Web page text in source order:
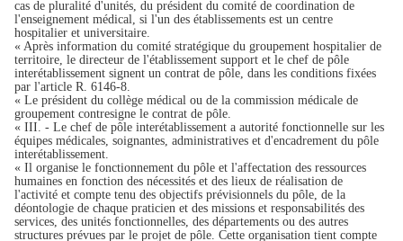
cas de pluralité d'unités, du président du comité de coordination de
l'enseignement médical, si l'un des établissements est un centre
hospitalier et universitaire.
« Après information du comité stratégique du groupement hospitalier de
territoire, le directeur de l'établissement support et le chef de pôle
interétablissement signent un contrat de pôle, dans les conditions fixées
par l'article R. 6146-8.
« Le président du collège médical ou de la commission médicale de
groupement contresigne le contrat de pôle.
« III. - Le chef de pôle interétablissement a autorité fonctionnelle sur les
équipes médicales, soignantes, administratives et d'encadrement du pôle
interétablissement.
« Il organise le fonctionnement du pôle et l'affectation des ressources
humaines en fonction des nécessités et des lieux de réalisation de
l'activité et compte tenu des objectifs prévisionnels du pôle, de la
déontologie de chaque praticien et des missions et responsabilités des
services, des unités fonctionnelles, des départements ou des autres
structures prévues par le projet de pôle. Cette organisation tient compte